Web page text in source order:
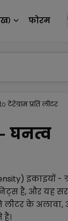
फोरम
टेरेग्राम प्रति लीटर
- घनत्व
इकाइयों -
हैं, और यह
लीटरके अलावा,